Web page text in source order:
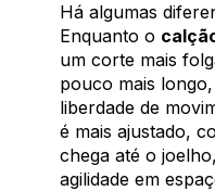
Há algumas
Enquanto o
um corte mais
pouco mais
liberdade de
é mais ajustado,
chega até o
agilidade em